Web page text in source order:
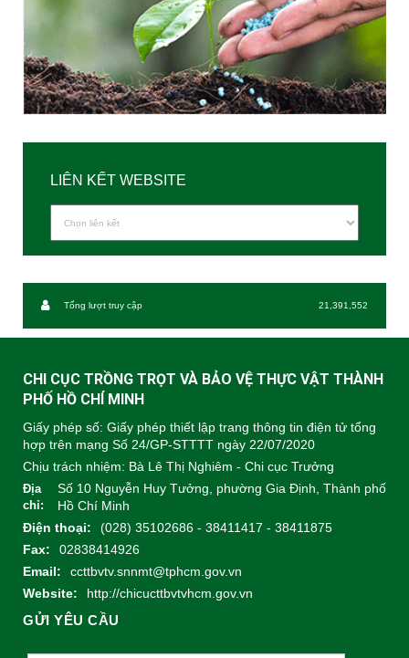
LIÊN KẾT WEBSITE
Tổng lượt truy cập 21,391,552
CHI CỤC TRỒNG TRỌT VÀ BẢO VỆ THỰC VẬT THÀNH
PHỐ HỒ CHÍ MINH
Giấy phép số: Giấy phép thiết lập trang thông tin điện tử tổng
hợp trên mạng Số 24/GP-STTTT ngày 22/07/2020
Chịu trách nhiệm: Bà Lê Thị Nghiêm - Chi cục Trưởng
Địa
chỉ:
Số 10 Nguyễn Huy Tưởng, phường Gia Định, Thành phố
Hồ Chí Minh
Điện thoại:
(028) 35102686 - 38411417 - 38411875
Fax:
02838414926
Email:
ccttbvtv.snnmt@tphcm.gov.vn
Website:
http://chicucttbvtvhcm.gov.vn
GỬI YÊU CẦU